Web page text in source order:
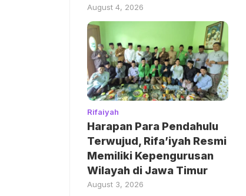
August 4, 2026
Rifaiyah
Harapan Para Pendahulu
Terwujud, Rifa’iyah Resmi
Memiliki Kepengurusan
Wilayah di Jawa Timur
August 3, 2026